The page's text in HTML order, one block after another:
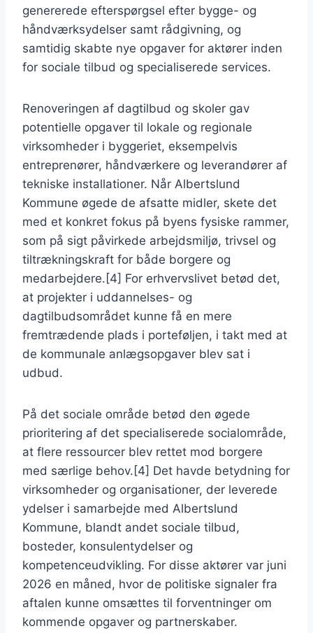
genererede efterspørgsel efter bygge- og
håndværksydelser samt rådgivning, og
samtidig skabte nye opgaver for aktører inden
for sociale tilbud og specialiserede services.
Renoveringen af dagtilbud og skoler gav
potentielle opgaver til lokale og regionale
virksomheder i byggeriet, eksempelvis
entreprenører, håndværkere og leverandører af
tekniske installationer. Når Albertslund
Kommune øgede de afsatte midler, skete det
med et konkret fokus på byens fysiske rammer,
som på sigt påvirkede arbejdsmiljø, trivsel og
tiltrækningskraft for både borgere og
medarbejdere.[4] For erhvervslivet betød det,
at projekter i uddannelses- og
dagtilbudsområdet kunne få en mere
fremtrædende plads i porteføljen, i takt med at
de kommunale anlægsopgaver blev sat i
udbud.
På det sociale område betød den øgede
prioritering af det specialiserede socialområde,
at flere ressourcer blev rettet mod borgere
med særlige behov.[4] Det havde betydning for
virksomheder og organisationer, der leverede
ydelser i samarbejde med Albertslund
Kommune, blandt andet sociale tilbud,
bosteder, konsulentydelser og
kompetenceudvikling. For disse aktører var juni
2026 en måned, hvor de politiske signaler fra
aftalen kunne omsættes til forventninger om
kommende opgaver og partnerskaber.